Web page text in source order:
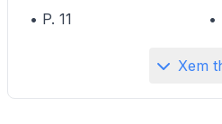
• P. 11
•
Xem